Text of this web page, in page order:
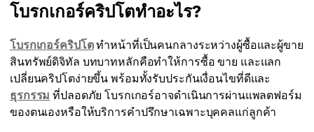
โบรกเกอร์คริปโตทำอะไร?
โบรกเกอร์คริปโตทำหน้าที่เป็นคนกลางระหว่างผู้ซื้อและผู้ขาย
สินทรัพย์ดิจิทัล บทบาทหลักคือทำให้การซื้อ ขาย และแลก
เปลี่ยนคริปโตง่ายขึ้น พร้อมทั้งรับประกันเงื่อนไขที่ดีและ
ธุรกรรม ที่ปลอดภัย โบรกเกอร์อาจดำเนินการผ่านแพลตฟอร์ม
ของตนเองหรือให้บริการคำปรึกษาเฉพาะบุคคลแก่ลูกค้า